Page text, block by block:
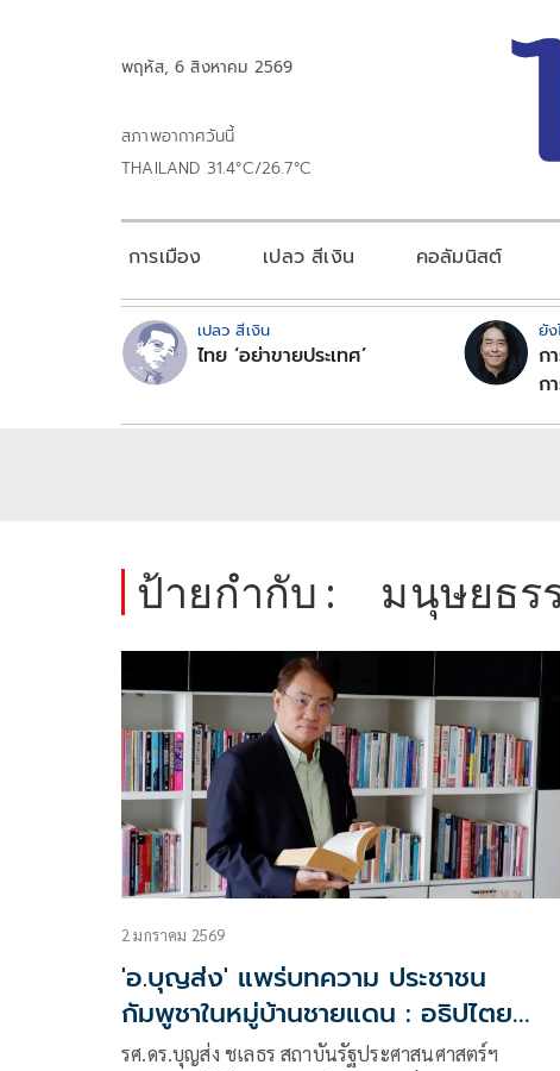
พฤหัส, 6 สิงหาคม 2569
สภาพอากาศวันนี้
THAILAND 31.4°C/26.7°C
การเมือง เปลว สีเงิน คอลัมนิสต์
เปลว สีเงิน
ไทย ‘อย่าขายประเทศ’
ยั
ก
ก
ป้ายกำกับ : มนุษยธร
2 มกราคม 2569
'อ.บุญส่ง' แพร่บทความ ประชาชน
กัมพูชาในหมู่บ้านชายแดน : อธิปไตย
และมนุษยธรรม
รศ.ดร.บุญส่ง ชเลธร สถาบันรัฐประศาสนศาสตร์ฯ